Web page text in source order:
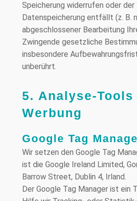
Speicherung widerrufen oder
Datenspeicherung entfällt (z. B.
abgeschlossener Bearbeitung
Zwingende gesetzliche
insbesondere
unberührt.
5. Analyse-Tools
Werbung
Google Tag
Wir setzen den Google Tag
ist die Google Ireland Limited,
Barrow Street, Dublin 4, Irland.
Der Google Tag Manager ist ein